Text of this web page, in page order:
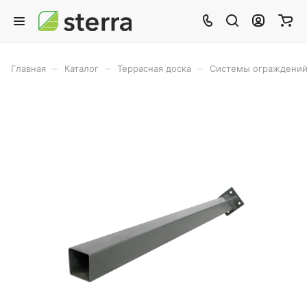
Главная Каталог Террасная доска Системы ограждений